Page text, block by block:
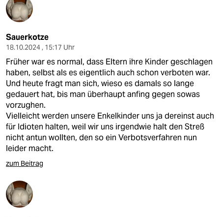
Sauerkotze
18.10.2024 , 15:17 Uhr
Früher war es normal, dass Eltern ihre Kinder geschlagen
haben, selbst als es eigentlich auch schon verboten war.
Und heute fragt man sich, wieso es damals so lange
gedauert hat, bis man überhaupt anfing gegen sowas
vorzughen.
Vielleicht werden unsere Enkelkinder uns ja dereinst auch
für Idioten halten, weil wir uns irgendwie halt den Streß
nicht antun wollten, den so ein Verbotsverfahren nun
leider macht.
zum Beitrag